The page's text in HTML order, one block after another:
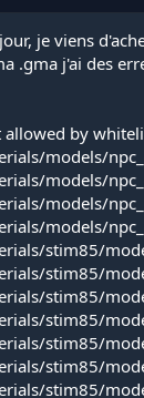
n
s
je viens
.gma j'ai des
allowed by
models/
models/
models/
models/
stim85/
stim85/
stim85/
stim85/
stim85/
stim85/
stim85/